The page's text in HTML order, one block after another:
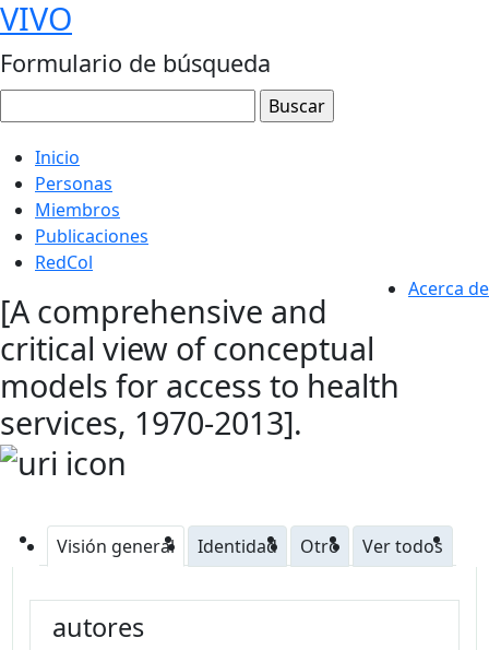
VIVO
Formulario de búsqueda
Inicio
Personas
Miembros
Publicaciones
RedCol
Acerca de
[A comprehensive and
critical view of conceptual
models for access to health
services, 1970-2013].
Visión general Identidad Otro Ver todos
autores